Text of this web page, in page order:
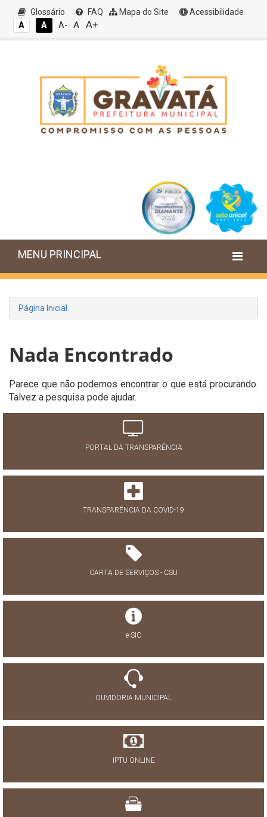
Glossário FAQ Mapa do Site
Acessibilidade
A
A A- A A+
MENU PRINCIPAL
Página Inicial
Nada Encontrado
Parece que não podemos encontrar o que está procurando.
Talvez a pesquisa pode ajudar.
PORTAL DA TRANSPARÊNCIA
TRANSPARÊNCIA DA COVID-19
CARTA DE SERVIÇOS - CSU
e-SIC
OUVIDORIA MUNICIPAL
IPTU ONLINE